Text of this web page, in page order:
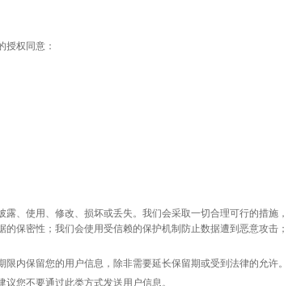
授权同意：
、使用、修改、损坏或丢失。我们会采取一切合理可行的措施
保密性；我们会使用受信赖的保护机制防止数据遭到恶意攻击
内保留您的用户信息，除非需要延长保留期或受到法律的允许。
您不要通过此类方式发送用户信息。